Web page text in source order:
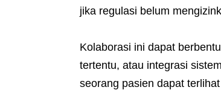
jika regulasi belum
Kolaborasi ini dapat
tertentu, atau integrasi
seorang pasien dapat